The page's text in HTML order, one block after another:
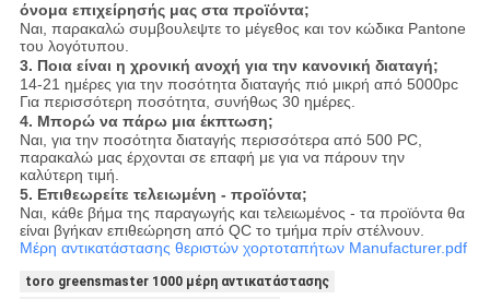
όνομα επιχείρησής μας στα προϊόντα;
Ναι, παρακαλώ συμβουλεψτε το μέγεθος και τον κώδικα Pantone
του λογότυπου.
3. Ποια είναι η χρονική ανοχή για την κανονική διαταγή;
14-21 ημέρες για την ποσότητα διαταγής πιό μικρή από 5000pc
Για περισσότερη ποσότητα, συνήθως 30 ημέρες.
4. Μπορώ να πάρω μια έκπτωση;
Ναι, για την ποσότητα διαταγής περισσότερα από 500 PC,
παρακαλώ μας έρχονται σε επαφή με για να πάρουν την
καλύτερη τιμή.
5. Επιθεωρείτε τελειωμένη - προϊόντα;
Ναι, κάθε βήμα της παραγωγής και τελειωμένος - τα προϊόντα θα
είναι βγήκαν επιθεώρηση από QC το τμήμα πρίν στέλνουν.
Μέρη αντικατάστασης θεριστών χορτοταπήτων Manufacturer.pdf
toro greensmaster 1000 μέρη αντικατάστασης